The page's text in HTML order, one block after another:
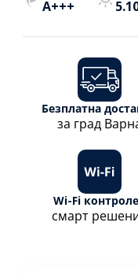
A+++
Безплатна
за град
Wi-Fi
смарт